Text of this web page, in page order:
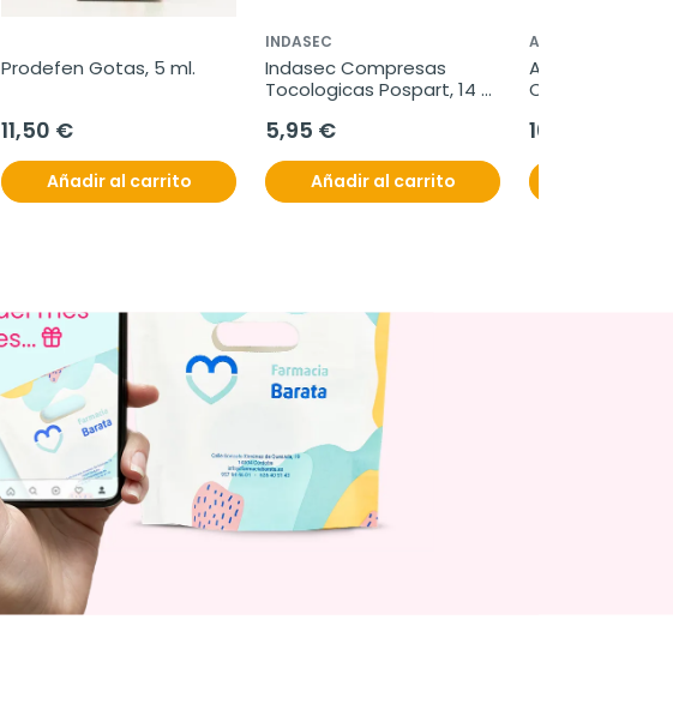
Prodefen Gotas, 5 ml.
11,50 €
Añadir al carrito
INDASEC
Indasec Compresas
Tocologicas Pospart, 14
5,95 €
Añadir al carrito
A-DERMA
A-Derma
Control Crema
16,95 €